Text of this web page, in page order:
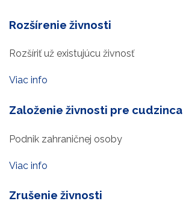
Rozšírenie živnosti
Rozšíriť už existujúcu živnosť
Viac info
Založenie živnosti pre cudzinca
Podnik zahraničnej osoby
Viac info
Zrušenie živnosti